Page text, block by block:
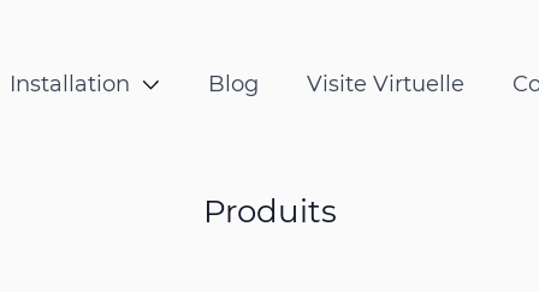
bois 3 plis
Installationdu panneau Installation
Blog Visite Virtuelle
Produits